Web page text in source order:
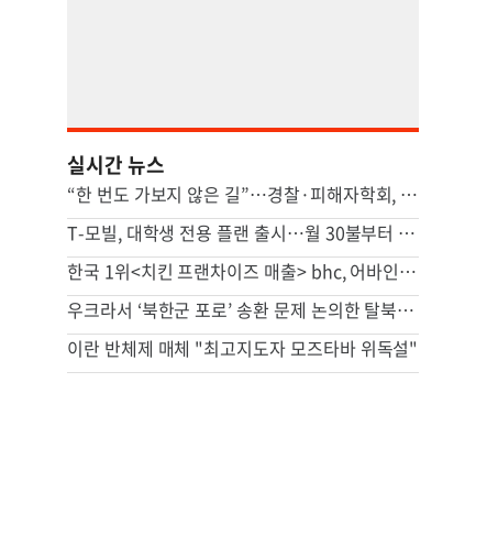
실시간 뉴스
“한 번도 가보지 않은 길”…경찰·피해자학회, 피해자 위해 머리 맞댔다
T-모빌, 대학생 전용 플랜 출시…월 30불부터 시작
한국 1위<치킨 프랜차이즈 매출> bhc, 어바인 상륙
우크라서 ‘북한군 포로’ 송환 문제 논의한 탈북민 등 6명 입건
이란 반체제 매체 "최고지도자 모즈타바 위독설"